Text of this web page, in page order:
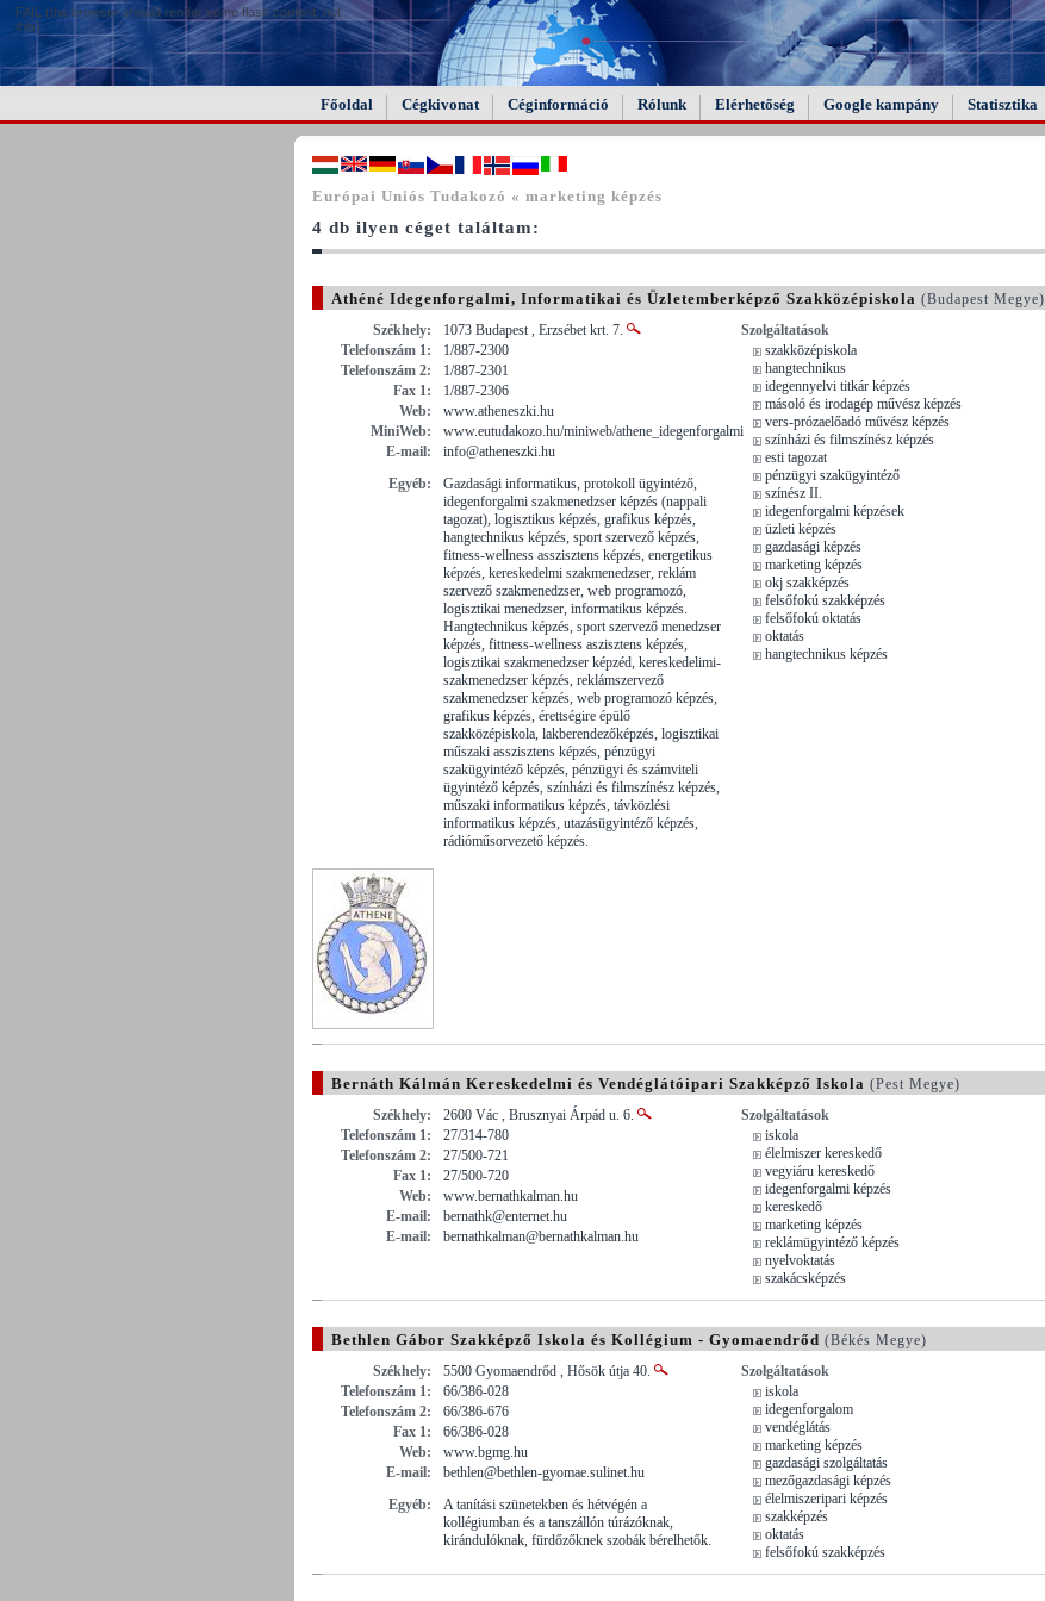
FAIL (the browser should render some flash content, not
this).
Főoldal Cégkivonat Céginformáció Rólunk Elérhetőség Google kampány Statisztika
Európai Uniós Tudakozó « marketing képzés
4 db ilyen céget találtam:
Athéné Idegenforgalmi, Informatikai és Üzletemberképző Szakközépiskola (Budapest Megye)
Székhely:
1073 Budapest , Erzsébet krt. 7.
Telefonszám 1:
1/887-2300
Telefonszám 2:
1/887-2301
Fax 1:
1/887-2306
Web:
www.atheneszki.hu
MiniWeb:
www.eutudakozo.hu/miniweb/athene_idegenforgalmi
E-mail:
info@atheneszki.hu
Egyéb:
Gazdasági informatikus, protokoll ügyintéző,
idegenforgalmi szakmenedzser képzés (nappali
tagozat), logisztikus képzés, grafikus képzés,
hangtechnikus képzés, sport szervező képzés,
fitness-wellness asszisztens képzés, energetikus
képzés, kereskedelmi szakmenedzser, reklám
szervező szakmenedzser, web programozó,
logisztikai menedzser, informatikus képzés.
Hangtechnikus képzés, sport szervező menedzser
képzés, fittness-wellness aszisztens képzés,
logisztikai szakmenedzser képzéd, kereskedelimi-
szakmenedzser képzés, reklámszervező
szakmenedzser képzés, web programozó képzés,
grafikus képzés, érettségire épülő
szakközépiskola, lakberendezőképzés, logisztikai
műszaki asszisztens képzés, pénzügyi
szakügyintéző képzés, pénzügyi és számviteli
ügyintéző képzés, színházi és filmszínész képzés,
műszaki informatikus képzés, távközlési
informatikus képzés, utazásügyintéző képzés,
rádióműsorvezető képzés.
Szolgáltatások
szakközépiskola
hangtechnikus
idegennyelvi titkár képzés
másoló és irodagép művész képzés
vers-prózaelőadó művész képzés
színházi és filmszínész képzés
esti tagozat
pénzügyi szakügyintéző
színész II.
idegenforgalmi képzések
üzleti képzés
gazdasági képzés
marketing képzés
okj szakképzés
felsőfokú szakképzés
felsőfokú oktatás
oktatás
hangtechnikus képzés
Bernáth Kálmán Kereskedelmi és Vendéglátóipari Szakképző Iskola (Pest Megye)
Székhely:
2600 Vác , Brusznyai Árpád u. 6.
Telefonszám 1:
27/314-780
Telefonszám 2:
27/500-721
Fax 1:
27/500-720
Web:
www.bernathkalman.hu
E-mail:
bernathk@enternet.hu
E-mail:
bernathkalman@bernathkalman.hu
Szolgáltatások
iskola
élelmiszer kereskedő
vegyiáru kereskedő
idegenforgalmi képzés
kereskedő
marketing képzés
reklámügyintéző képzés
nyelvoktatás
szakácsképzés
Bethlen Gábor Szakképző Iskola és Kollégium - Gyomaendrőd (Békés Megye)
Székhely:
5500 Gyomaendrőd , Hősök útja 40.
Telefonszám 1:
66/386-028
Telefonszám 2:
66/386-676
Fax 1:
66/386-028
Web:
www.bgmg.hu
E-mail:
bethlen@bethlen-gyomae.sulinet.hu
Egyéb:
A tanítási szünetekben és hétvégén a
kollégiumban és a tanszállón túrázóknak,
kirándulóknak, fürdőzőknek szobák bérelhetők.
Szolgáltatások
iskola
idegenforgalom
vendéglátás
marketing képzés
gazdasági szolgáltatás
mezőgazdasági képzés
élelmiszeripari képzés
szakképzés
oktatás
felsőfokú szakképzés